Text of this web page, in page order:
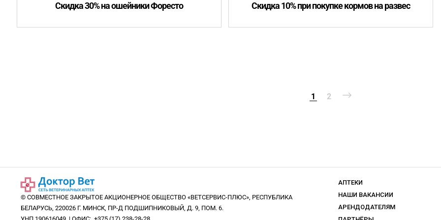
Скидка 30% на ошейники Форесто Скидка 10% при покупке кормов на развес
1 2
© СОВМЕСТНОЕ ЗАКРЫТОЕ АКЦИОНЕРНОЕ ОБЩЕСТВО «ВЕТСЕРВИС-ПЛЮС», РЕСПУБЛИКА
БЕЛАРУСЬ, 220026 Г. МИНСК, ПР-Д ПОДШИПНИКОВЫЙ, Д. 9, ПОМ. 6.
АПТЕКИ
НАШИ ВАКАНСИИ
АРЕНДОДАТЕЛЯМ